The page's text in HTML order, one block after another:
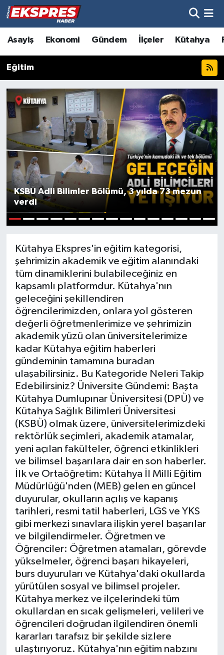
Asayiş Ekonomi Gündem İlçeler Kütahya
Eğitim
KSBÜ Adli Bilimler Bölümü, 3 yılda 73 mezun
verdi
Kütahya Ekspres'in eğitim kategorisi,
şehrimizin akademik ve eğitim alanındaki
tüm dinamiklerini bulabileceğiniz en
kapsamlı platformdur. Kütahya'nın
geleceğini şekillendiren
öğrencilerimizden, onlara yol gösteren
değerli öğretmenlerimize ve şehrimizin
akademik yüzü olan üniversitelerimize
kadar Kütahya eğitim haberleri
gündeminin tamamına buradan
ulaşabilirsiniz. Bu Kategoride Neleri Takip
Edebilirsiniz? Üniversite Gündemi: Başta
Kütahya Dumlupınar Üniversitesi (DPÜ) ve
Kütahya Sağlık Bilimleri Üniversitesi
(KSBÜ) olmak üzere, üniversitelerimizdeki
rektörlük seçimleri, akademik atamalar,
yeni açılan fakülteler, öğrenci etkinlikleri
ve bilimsel başarılara dair en son haberler.
İlk ve Ortaöğretim: Kütahya İl Milli Eğitim
Müdürlüğü'nden (MEB) gelen en güncel
duyurular, okulların açılış ve kapanış
tarihleri, resmi tatil haberleri, LGS ve YKS
gibi merkezi sınavlara ilişkin yerel başarılar
ve bilgilendirmeler. Öğretmen ve
Öğrenciler: Öğretmen atamaları, görevde
yükselmeler, öğrenci başarı hikayeleri,
burs duyuruları ve Kütahya'daki okullarda
yürütülen sosyal ve bilimsel projeler.
Kütahya merkez ve ilçelerindeki tüm
okullardan en sıcak gelişmeleri, velileri ve
öğrencileri doğrudan ilgilendiren önemli
kararları tarafsız bir şekilde sizlere
ulaştırıyoruz. Kütahya'nın eğitim nabzını
Altıntaş
Aslanapa
Biyografiler
Bölge
Çavdarhisar
Domaniç
Dumlupınar
Ekonomi
Emet
Foto Galeri
Gediz
Genel
Gündem
Hisarcık
İlçeler
Köşe Yazıları
Kültür Sanat
Kütahya
Magazin
Otomobil
Pazarlar
Politika
Hava Durumu
Süper Lig Puan Durumu ve Fikstür
Tüm Manşetler
Son Dakika Haberleri
Haber Arşivi